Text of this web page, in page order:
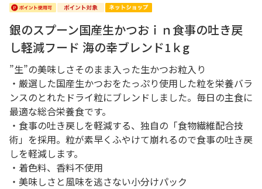
銀のスプーン国産生かつおｉｎ食事の吐き戻
し軽減フード 海の幸ブレンド1ｋg
”生”の美味しさそのまま入った生かつお粒入り
・厳選した国産生かつおをたっぷり使用した粒を栄養バラ
ンスのとれたドライ粒にブレンドしました。毎日の主食に
最適な総合栄養食です。
・食事の吐き戻しを軽減する、独自の「食物繊維配合技
術」を採用。粒が素早くふやけて崩れるので食事の吐き戻
しを軽減します。
・着色料、香料不使用
・美味しさと風味を逃さない小分けパック